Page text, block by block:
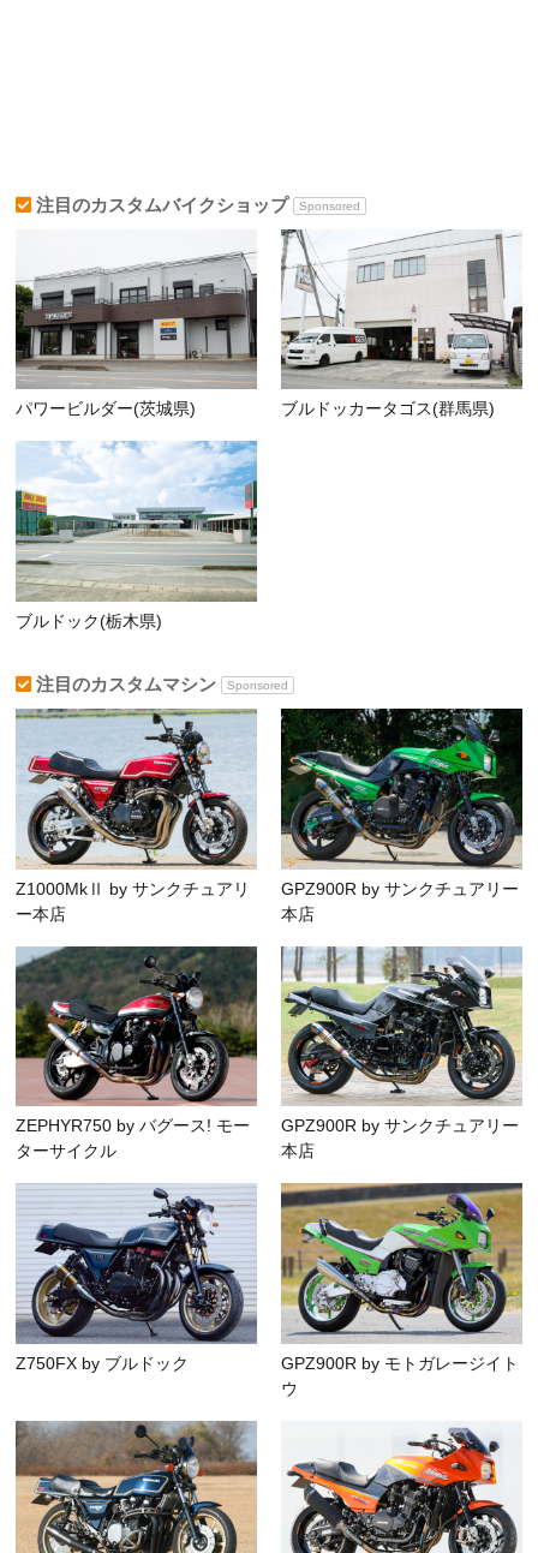
注目のカスタムバイクショップ Sponsored
パワービルダー(茨城県) ブルドッカータゴス(群馬県)
ブルドック(栃木県)
注目のカスタムマシン Sponsored
Z1000MkⅡ by サンクチュアリ
ー本店
GPZ900R by サンクチュアリー
本店
ZEPHYR750 by バグース! モー
ターサイクル
GPZ900R by サンクチュアリー
本店
Z750FX by ブルドック
GPZ900R by モトガレージイト
ウ